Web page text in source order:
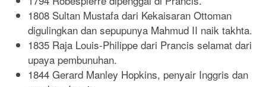
1808 Sultan Mustafa dari Kekaisaran Ottoman
digulingkan dan sepupunya Mahmud II naik takhta.
1835 Raja Louis-Philippe dari Prancis selamat dari
upaya pembunuhan.
1844 Gerard Manley Hopkins, penyair Inggris dan